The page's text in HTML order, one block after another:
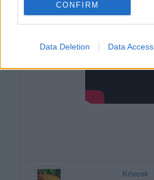
CONFIRM
Data Deletion Data Access
Krtecek